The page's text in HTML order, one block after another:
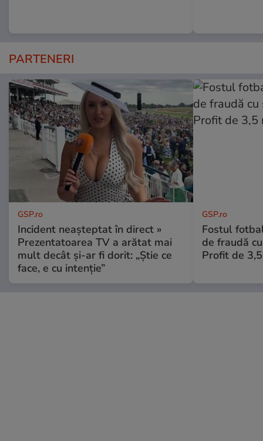
PARTENERI
GSP.ro
Incident neașteptat în direct »
Prezentatoarea TV a arătat mai
mult decât și-ar fi dorit: „Știe ce
face, e cu intenție”
GSP.ro
Fostul
de fraudă
Profit de